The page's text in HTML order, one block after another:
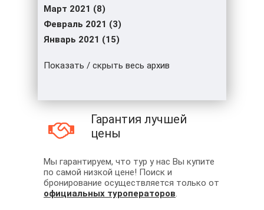
Март 2021 (8)
Февраль 2021 (3)
Январь 2021 (15)
Показать / скрыть весь архив
Гарантия лучшей
цены
Мы гарантируем, что тур у нас Вы купите
по самой низкой цене! Поиск и
бронирование осуществляется только от
официальных туроператоров.